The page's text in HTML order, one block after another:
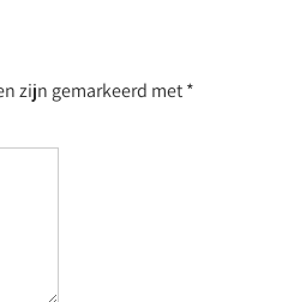
zijn gemarkeerd met*